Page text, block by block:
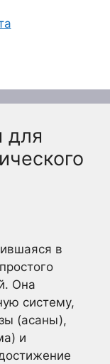
для
в
Она
систему,
(асаны),
и